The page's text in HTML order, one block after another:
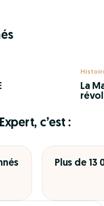
La
c’est :
Plus de 13